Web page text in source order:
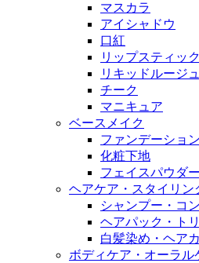
マスカラ
アイシャドウ
口紅
リップスティック
リキッドルージュ
チーク
マニキュア
ベースメイク
ファンデーション
化粧下地
フェイスパウダー
ヘアケア・スタイリン
シャンプー・コ
ヘアパック・ト
白髪染め・ヘア
ボディケア・オーラル